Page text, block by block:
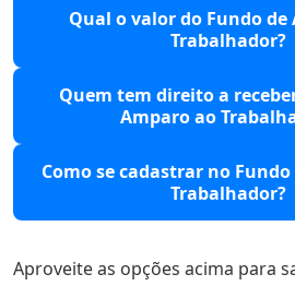
Qual o valor do Fundo de
Trabalhador?
Quem tem direito a
Amparo ao
Como se cadastrar no
Trabalhador?
Aproveite as opções acima para